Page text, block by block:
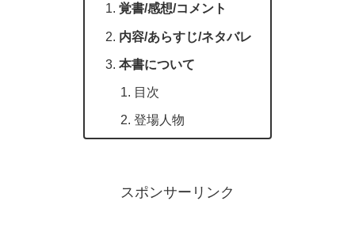
覚書/感想/コメント
内容/あらすじ/ネタバレ
本書について
目次
登場人物
スポンサーリンク